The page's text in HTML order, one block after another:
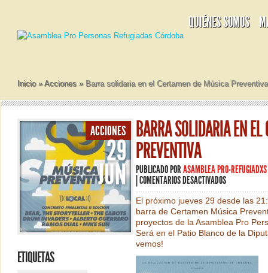
QUIÉNES SOMOS
Inicio » Acciones »Barra solidaria en el Certamen de Música Preventiva
ACCIONES
29
JUN
ETIQUETAS
BARRA SOLIDARIA EN
PREVENTIVA
PUBLICADO PORASAMBLEA PRO-
COMENTARIOS DESACTIVADOSEN
BARRA
SOLIDARIA
EN
EL
CERTAMEN
MÚSICA
PREVENTIVA
El próximo jueves 29 desde las
barra de Certamen Música
proyectos de la Asamblea Pro
Será en el Patio Blanco de la
vemos!